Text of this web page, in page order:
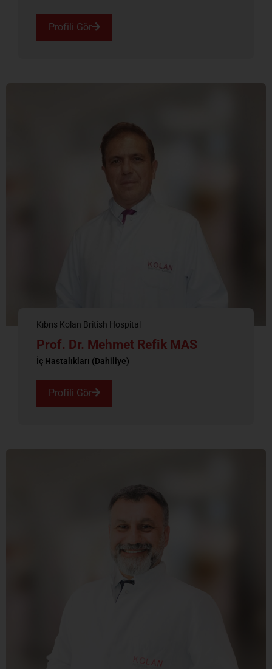
Profili Gör
Kıbrıs Kolan British Hospital
Prof. Dr. Mehmet Refik MAS
İç Hastalıkları (Dahiliye)
Profili Gör